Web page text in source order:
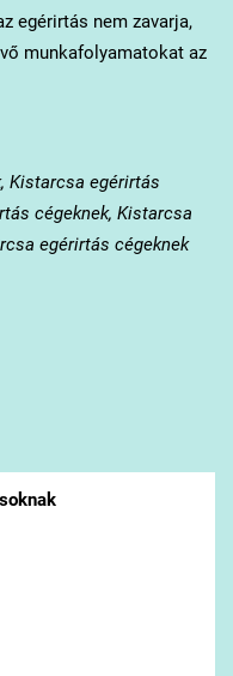
egérirtás nem zavarja,
munkafolyamatokat az
Kistarcsa egérirtás
cégeknek, Kistarcsa
egérirtás cégeknek